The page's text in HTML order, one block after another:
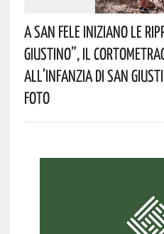
A San Fele Iniziano Le
Giustino”, Il
All’infanzia Di San
Foto